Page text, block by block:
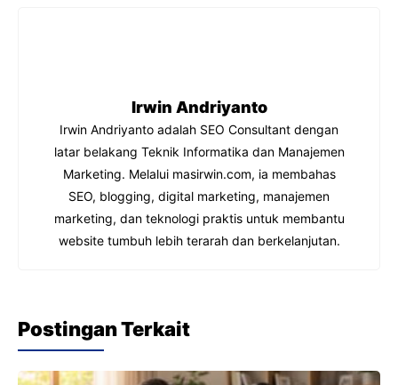
Irwin Andriyanto
Irwin Andriyanto adalah SEO Consultant dengan
latar belakang Teknik Informatika dan Manajemen
Marketing. Melalui masirwin.com, ia membahas
SEO, blogging, digital marketing, manajemen
marketing, dan teknologi praktis untuk membantu
website tumbuh lebih terarah dan berkelanjutan.
Postingan Terkait